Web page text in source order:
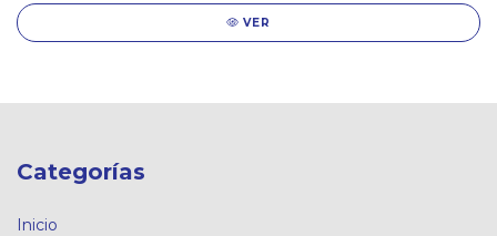
VER
Categorías
Inicio